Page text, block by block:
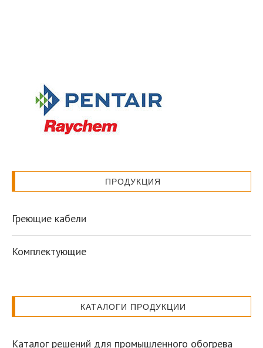
ПРОДУКЦИЯ
Греющие кабели
Комплектующие
КАТАЛОГИ ПРОДУКЦИИ
Каталог решений для промышленного обогрева